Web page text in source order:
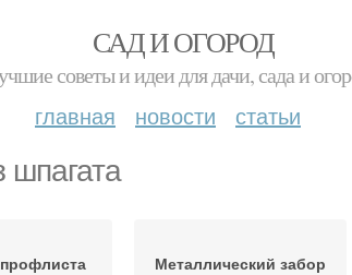
САД И ОГОРОД
советы и идеи для дачи, сада и
главная новости статьи
шпагата
Металлический забор